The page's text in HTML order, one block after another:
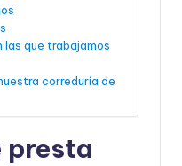
las que trabajamos
correduría de
presta